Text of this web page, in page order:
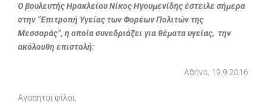
Ο βουλευτής Ηρακλείου Νίκος Ηγουμενίδης έστειλε σήμερα
στην “Επιτροπή Υγείας των Φορέων Πολιτών της
Μεσσαράς”, η οποία συνεδριάζει για θέματα υγείας, την
ακόλουθη επιστολή:
Αθήνα, 19.9.2016
Αγαπητοί φίλοι,